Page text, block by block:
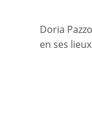
Doria
en ses